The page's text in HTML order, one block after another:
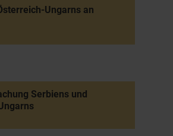
Ungarns an
Serbiens und